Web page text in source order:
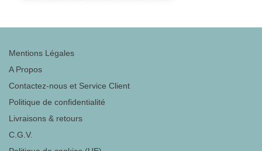
Mentions Légales
A Propos
Contactez-nous et Service Client
Politique de confidentialité
Livraisons & retours
C.G.V.